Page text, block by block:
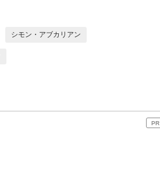
シモン・アブカリアン
PR